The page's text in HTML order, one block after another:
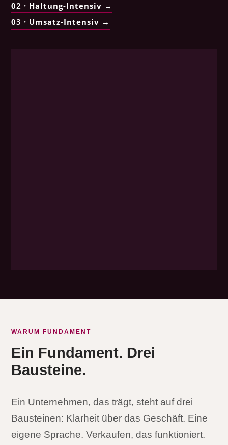
02 · Haltung-Intensiv →
03 · Umsatz-Intensiv →
WARUM FUNDAMENT
Ein Fundament. Drei
Bausteine.
Ein Unternehmen, das trägt, steht auf drei
Bausteinen: Klarheit über das Geschäft. Eine
eigene Sprache. Verkaufen, das funktioniert.